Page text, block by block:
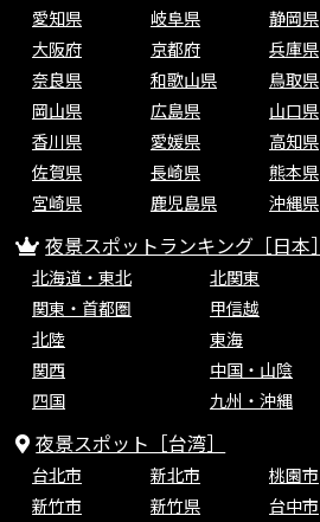
愛知県
岐阜県 静岡県
大阪府
京都府 兵庫県
奈良県
和歌山県 鳥取県
岡山県
広島県 山口県
香川県
愛媛県 高知県
佐賀県
長崎県 熊本県
宮崎県
鹿児島県 沖縄県
夜景スポットランキング［日本］
北海道・東北
北関東
関東・首都圏
甲信越
北陸
東海
関西
中国・山陰
四国
九州・沖縄
夜景スポット［台湾］
台北市 新北市 桃園市
新竹市
新竹県 台中市